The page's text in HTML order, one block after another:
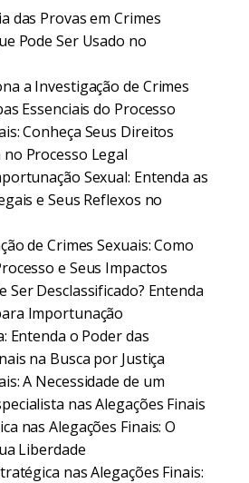
das Provas em Crimes
Pode Ser Usado no
a Investigação de Crimes
Essenciais do Processo
Conheça Seus Direitos
Processo Legal
Sexual: Entenda as
e Seus Reflexos no
de Crimes Sexuais: Como
e Seus Impactos
Ser Desclassificado? Entenda
Importunação
Entenda o Poder das
na Busca por Justiça
A Necessidade de um
nas Alegações Finais
nas Alegações Finais: O
Liberdade
nas Alegações Finais: